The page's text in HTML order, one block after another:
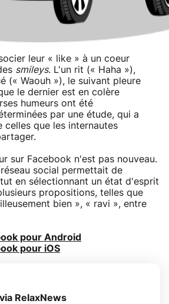
leur « like » à un coeur
smileys. L'un rit (« Haha »),
(« Waouh »), le suivant pleure
le dernier est en colère
humeurs ont été
par une étude, qui a
celles que les internautes
sur Facebook n'est pas nouveau.
social permettait de
en sélectionnant un état d'esprit
propositions, telles que
bien », « ravi », entre
pour Android
pour iOS
via RelaxNews